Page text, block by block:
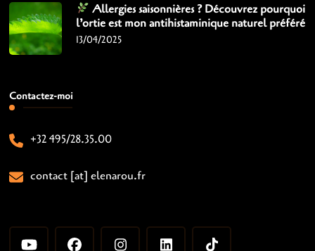
Allergies saisonnières ? Découvrez pourquoi
l’ortie est mon antihistaminique naturel préféré
13/04/2025
Contactez-moi
+32 495/28.35.00
contact [at] elenarou.fr